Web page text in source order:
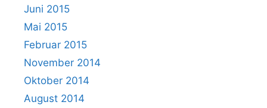
Juni 2015
Mai 2015
Februar 2015
November 2014
Oktober 2014
August 2014